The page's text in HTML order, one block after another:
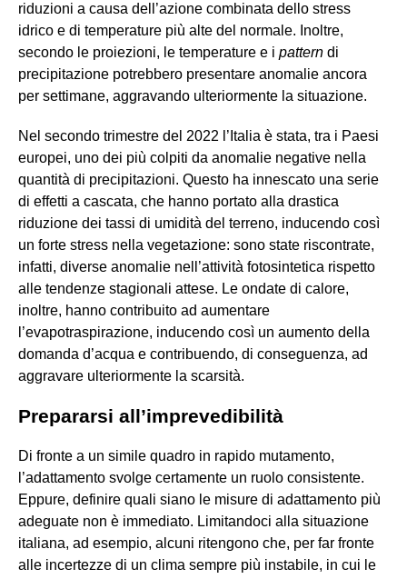
riduzioni a causa dell’azione combinata dello stress
idrico e di temperature più alte del normale. Inoltre,
secondo le proiezioni, le temperature e i pattern di
precipitazione potrebbero presentare anomalie ancora
per settimane, aggravando ulteriormente la situazione.
Nel secondo trimestre del 2022 l’Italia è stata, tra i Paesi
europei, uno dei più colpiti da anomalie negative nella
quantità di precipitazioni. Questo ha innescato una serie
di effetti a cascata, che hanno portato alla drastica
riduzione dei tassi di umidità del terreno, inducendo così
un forte stress nella vegetazione: sono state riscontrate,
infatti, diverse anomalie nell’attività fotosintetica rispetto
alle tendenze stagionali attese. Le ondate di calore,
inoltre, hanno contribuito ad aumentare
l’evapotraspirazione, inducendo così un aumento della
domanda d’acqua e contribuendo, di conseguenza, ad
aggravare ulteriormente la scarsità.
Prepararsi all’imprevedibilità
Di fronte a un simile quadro in rapido mutamento,
l’adattamento svolge certamente un ruolo consistente.
Eppure, definire quali siano le misure di adattamento più
adeguate non è immediato. Limitandoci alla situazione
italiana, ad esempio, alcuni ritengono che, per far fronte
alle incertezze di un clima sempre più instabile, in cui le